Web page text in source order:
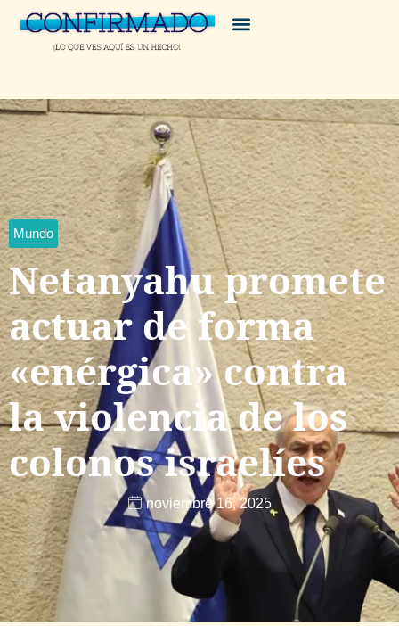
Mundo
Netanyahu promete
actuar de forma
«enérgica» contra
la violencia de los
colonos israelíes
noviembre 16, 2025